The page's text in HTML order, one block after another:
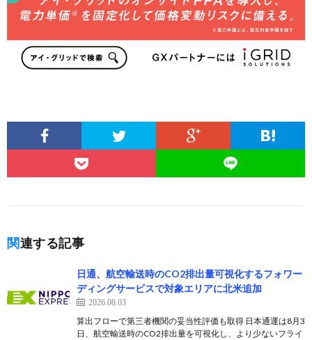
関連する記事
日通、航空輸送時のCO2排出量可視化するフォワー
ディングサービスで対象エリアに北米追加
2026.08.03
算出フローで第三者機関の妥当性評価も取得 日本通運は8月3
日、航空輸送時のCO2排出量を可視化し、より少ないフライ